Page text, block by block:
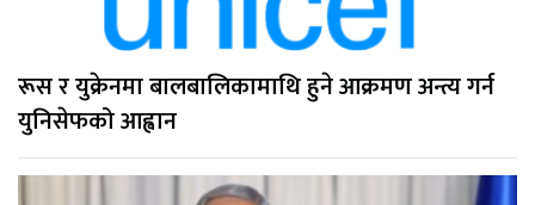
रूस र युक्रेनमा बालबालिकामाथि हुने आक्रमण अन्त्य गर्न
युनिसेफको आह्वान